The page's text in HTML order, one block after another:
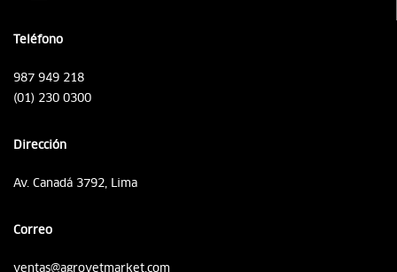
Teléfono
987 949 218
(01) 230 0300
Dirección
Av. Canadá 3792, Lima
Correo
ventas@agrovetmarket.com